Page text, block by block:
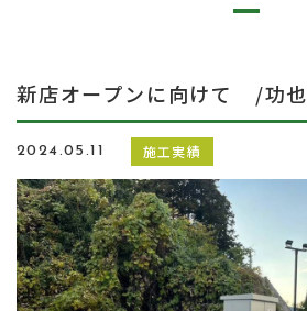
新店オープンに向けて /功也
2024.05.11 施工実績